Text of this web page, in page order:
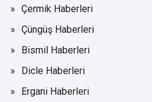
Çermik Haberleri
Çüngüş Haberleri
Bismil Haberleri
Dicle Haberleri
Ergani Haberleri